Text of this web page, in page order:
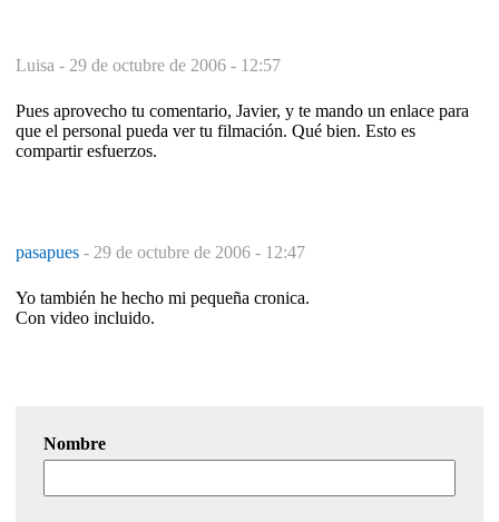
Luisa - 29 de octubre de 2006 - 12:57
Pues aprovecho tu comentario, Javier, y te mando un enlace para
que el personal pueda ver tu filmación. Qué bien. Esto es
compartir esfuerzos.
pasapues - 29 de octubre de 2006 - 12:47
Yo también he hecho mi pequeña cronica.
Con video incluido.
Nombre